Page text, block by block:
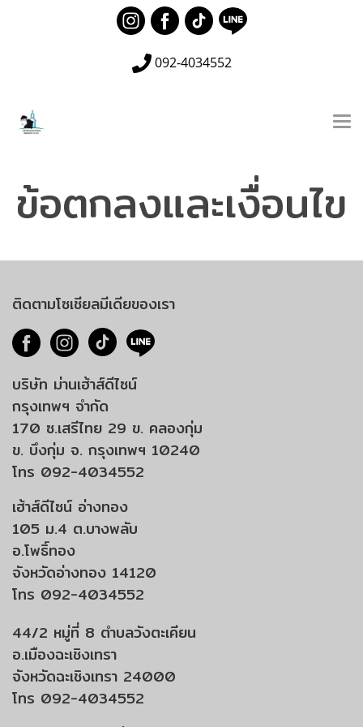
092-4034552
ข้อตกลงและเงื่อนไข
ติดตามโซเชียลมีเดียของเรา
บริษัท ม่านเฮ้าส์ดีไซน์
กรุงเทพฯ จำกัด
170 ซ.เสรีไทย 29 ข. คลองกุ่ม
ข. บึงกุ่ม จ. กรุงเทพฯ 10240
โทร 092-4034552
เฮ้าส์ดีไซน์ อ่างทอง
105 ม.4 ต.บางพลับ
อ.โพธิ์ทอง
จังหวัดอ่างทอง 14120
โทร 092-4034552
44/2 หมู่ที่ 8 ตำบลวังตะเคียน
อ.เมืองฉะเชิงเทรา
จังหวัดฉะเชิงเทรา 24000
โทร 092-4034552